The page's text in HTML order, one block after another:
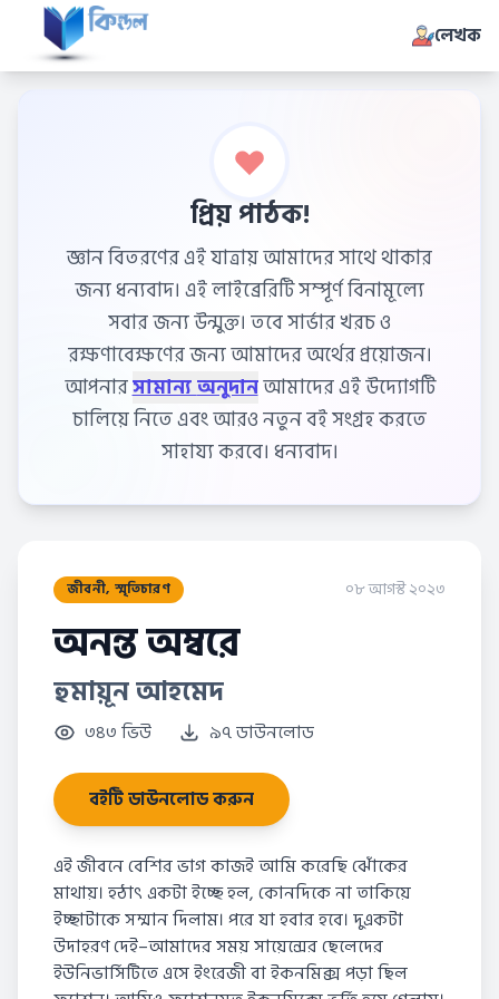
লেখক
প্রিয় পাঠক!
জ্ঞান বিতরণের এই যাত্রায় আমাদের সাথে থাকার
জন্য ধন্যবাদ। এই লাইব্রেরিটি সম্পূর্ণ বিনামূল্যে
সবার জন্য উন্মুক্ত। তবে সার্ভার খরচ ও
রক্ষণাবেক্ষণের জন্য আমাদের অর্থের প্রয়োজন।
আপনার
সামান্য অনুদানআমাদের এই উদ্যোগটি
চালিয়ে নিতে এবং আরও নতুন বই সংগ্রহ করতে
সাহায্য করবে। ধন্যবাদ।
জীবনী, স্মৃতিচারণ ০৮ আগস্ট ২০২৩
অনন্ত অম্বরে
হুমায়ূন আহমেদ
৩৪৩ ভিউ ৯৭ ডাউনলোড
বইটি ডাউনলোড করুন
এই জীবনে বেশির ভাগ কাজই আমি করেছি ঝোঁকের
মাথায়। হঠাৎ একটা ইচ্ছে হল, কোনদিকে না তাকিয়ে
ইচ্ছাটাকে সম্মান দিলাম। পরে যা হবার হবে। দুএকটা
উদাহরণ দেই–আমাদের সময় সায়েন্সের ছেলেদের
ইউনিভার্সিটিতে এসে ইংরেজী বা ইকনমিক্স পড়া ছিল